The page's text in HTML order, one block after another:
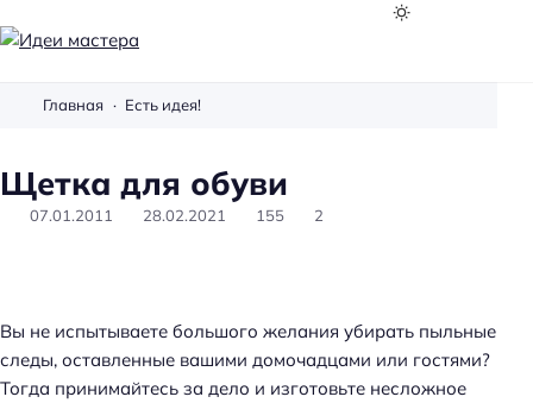
р
а
Главная Есть идея!
Щетка для обуви
07.01.2011 28.02.2021 155 2
Вы не испытываете большого желания убирать пыльные
следы, оставленные вашими домочадцами или гостями?
Тогда принимайтесь за дело и изготовьте несложное